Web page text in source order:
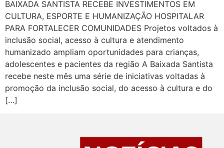
BAIXADA SANTISTA RECEBE INVESTIMENTOS EM
CULTURA, ESPORTE E HUMANIZAÇÃO HOSPITALAR
PARA FORTALECER COMUNIDADES Projetos voltados à
inclusão social, acesso à cultura e atendimento
humanizado ampliam oportunidades para crianças,
adolescentes e pacientes da região A Baixada Santista
recebe neste mês uma série de iniciativas voltadas à
promoção da inclusão social, do acesso à cultura e do
[…]